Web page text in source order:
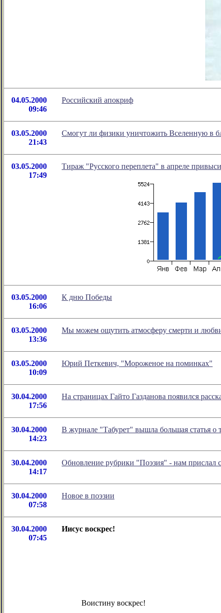
04.05.2000
09:46
Российский апокриф
03.05.2000
21:43
Смогут ли физики уничтожить Вселенную в
03.05.2000
17:49
Тираж "Русского переплета" в апреле
03.05.2000
16:06
К дню Победы
03.05.2000
13:36
Мы можем ощутить атмосферу смерти и
03.05.2000
10:09
Юрий Петкевич, "Мороженое на поминках"
30.04.2000
17:56
На страницах Гайто Газданова появился
30.04.2000
14:23
В журнале "Табурет" вышла большая статья о
30.04.2000
14:17
Обновление рубрики "Поэзия" - нам прислал
30.04.2000
07:58
Новое в поэзии
30.04.2000
07:45
Иисус воскрес!
Воистину воскрес!